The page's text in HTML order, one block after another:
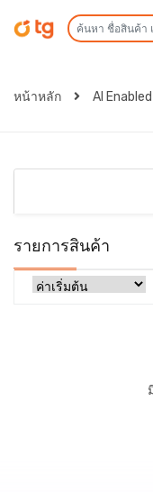
หน้าหลัก AI
รายการสินค้า